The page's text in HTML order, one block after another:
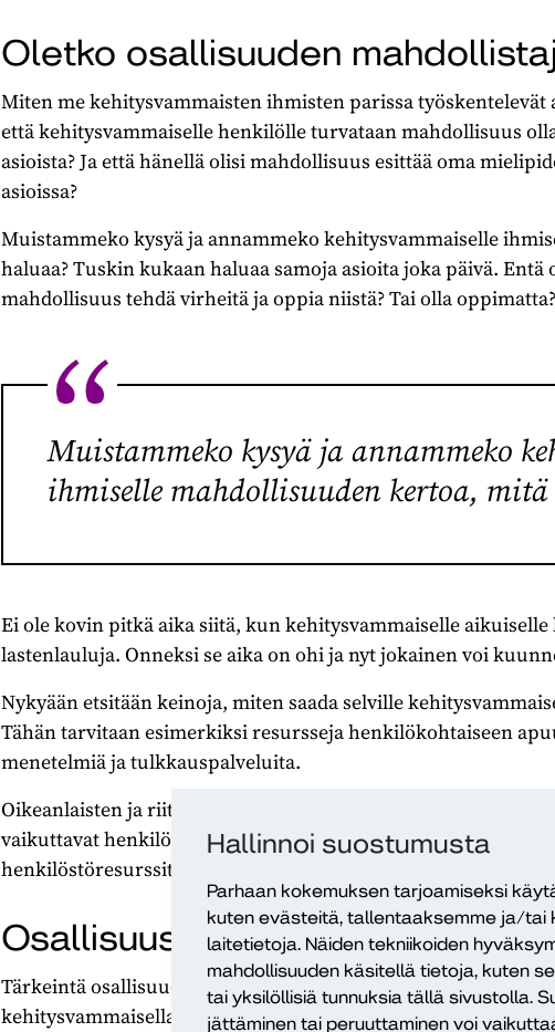
Hallinnoi suostumusta
Parhaan kokemuksen tarjoamiseksi
kuten evästeitä, tallentaaksemme ja/tai
laitetietoja. Näiden tekniikoiden
mahdollisuuden käsitellä tietoja, kuten
tai yksilöllisiä tunnuksia tällä sivustolla.
jättäminen tai peruuttaminen voi
Oletko osallisuuden
Miten me kehitysvammaisten ihmisten parissa
että kehitysvammaiselle henkilölle turvataan mahdollisuus
asioista? Ja että hänellä olisi mahdollisuus esittää oma
asioissa?
Muistammeko kysyä ja annammeko kehitysvammaiselle
haluaa? Tuskin kukaan haluaa samoja asioita joka päivä.
mahdollisuus tehdä virheitä ja oppia niistä? Tai olla oppimatta?
Muistammeko kysyä ja annammeko
ihmiselle mahdollisuuden kertoa,
Ei ole kovin pitkä aika siitä, kun kehitysvammaiselle
lastenlauluja. Onneksi se aika on ohi ja nyt jokainen voi
Nykyään etsitään keinoja, miten saada selville
Tähän tarvitaan esimerkiksi resursseja henkilökohtaiseen
menetelmiä ja tulkkauspalveluita.
Oikeanlaisten ja riittävien palveluiden saaminen ei ole aina
vaikuttavat henkilön kotipaikka, kotikunnan mahdollisuus
henkilöstöresurssit sekä henkilöstön osaaminen.
Osallisuus vaatii asennetta ja
Tärkeintä osallisuuden toteutumisessa on meidän jokaisen
kehitysvammaisella henkilöllä on oikeus tehdä virheitä,